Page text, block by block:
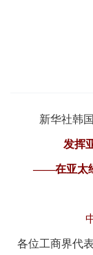
新华社韩
发挥
——在亚太
各位工商界代表